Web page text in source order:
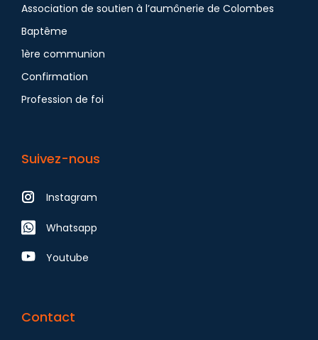
Association de soutien à l’aumônerie de Colombes
Baptême
1ère communion
Confirmation
Profession de foi
Suivez-nous
Instagram
Whatsapp
Youtube
Contact